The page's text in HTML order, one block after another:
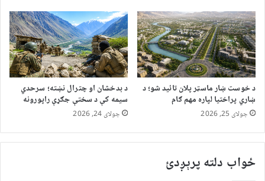
د خوست ښار ماسټر پلان تائید شو؛ د
ښاري پراختیا لپاره مهم ګام
جولای 25, 2026
د بدخشان او چترال نښته؛ سرحدي
سیمه کې د سختې جګړې راپورونه
جولای 24, 2026
ځواب دلته پرېږدئ